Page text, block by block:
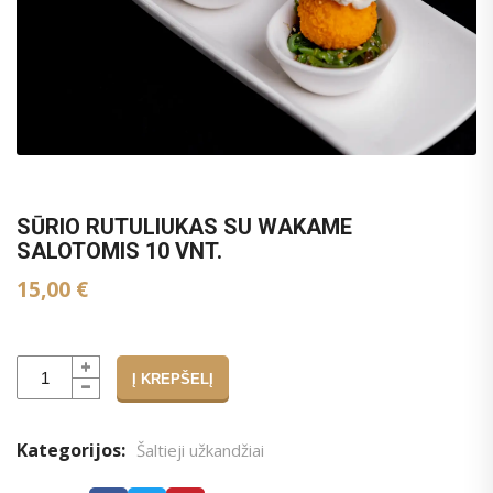
SŪRIO RUTULIUKAS SU WAKAME
SALOTOMIS 10 VNT.
15,00 €
Į KREPŠELĮ
Alternative:
Kategorijos: Šaltieji užkandžiai